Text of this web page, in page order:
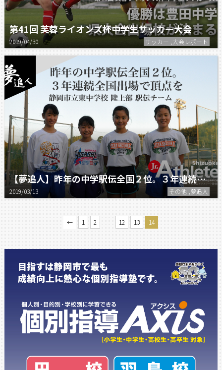
第41回 芙蓉ライオンズ杯中学生サッカー大会
2019/04/30 サッカー ,大会レポート
【夢追人】昨年の中学駅伝全国２位。３年連続全国出場で頂点を
2019/03/13 その他 ,夢追人
← 1 2 12 13 14